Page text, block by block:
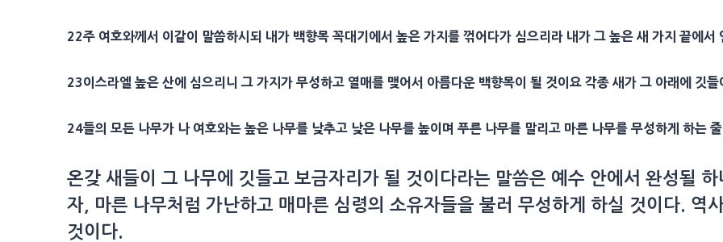
22주 여호와께서 이같이 말씀하시되 내가 백향목 꼭대기에서 높은 가지를 꺾어다가 심으리라 내가 그 높은 새 가지 끝에서
23이스라엘 높은 산에 심으리니 그 가지가 무성하고 열매를 맺어서 아름다운 백향목이 될 것이요 각종 새가 그 아래에 깃
24들의 모든 나무가 나 여호와는 높은 나무를 낮추고 낮은 나무를 높이며 푸른 나무를 말리고 마른 나무를 무성하게 하는
온갖 새들이 그 나무에 깃들고 보금자리가 될 것이다라는 말씀은 예수 안에서 완성될
자, 마른 나무처럼 가난하고 매마른 심령의 소유자들을 불러 무성하게 하실 것이다. 역
것이다.